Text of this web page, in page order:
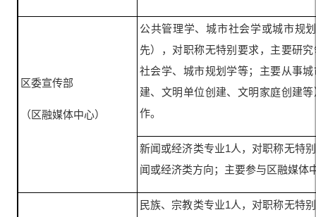
区委宣传部
（区融媒体中心）
公共管理学、城市社会学或城市规
先），对职称无特别要求，主要研
社会学、城市规划学等；主要从事
建、文明单位创建、文明家庭创建
作。
新闻或经济类专业1人，对职称无特
闻或经济类方向；主要参与区融媒体
民族、宗教类专业1人，对职称无特